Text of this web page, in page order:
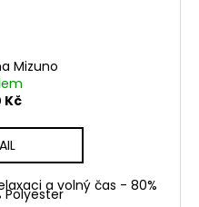
Mizuno
Kč
a volný čas - 80%
Polyester